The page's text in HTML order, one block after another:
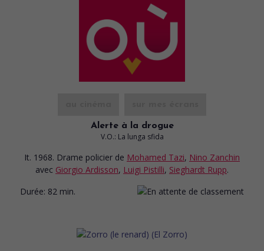
Alerte à la drogue
V.O.: La lunga sfida
It. 1968. Drame policier de Mohamed Tazi, Nino Zanchin
avec Giorgio Ardisson, Luigi Pistilli, Sieghardt Rupp.
Durée: 82 min.